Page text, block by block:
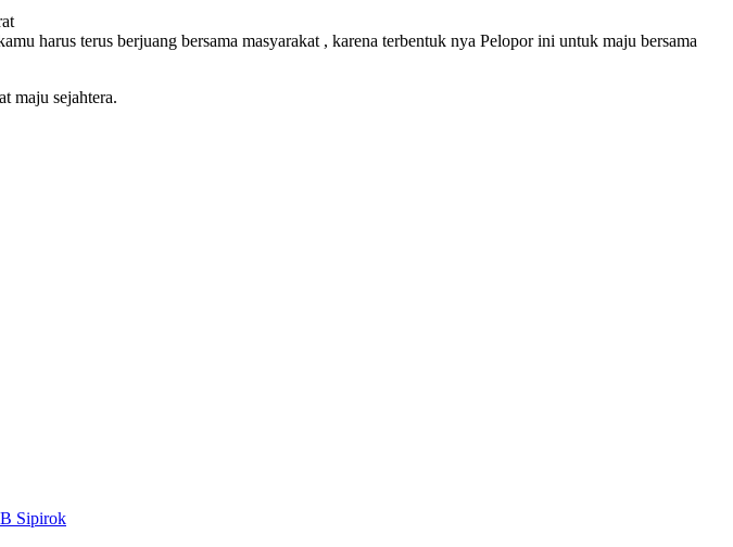
harus terus berjuang bersama masyarakat , karena terbentuk nya Pelopor ini untuk maju bersama
maju sejahtera.
Sipirok